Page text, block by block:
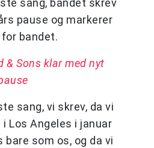
sang, bandet skrev
pause og markerer
bandet.
& Sons klar med nyt
sang, vi skrev, da vi
Los Angeles i januar
bare som os, og da vi